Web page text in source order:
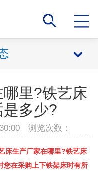
里?铁艺床
多少?
浏览次数：
床生产厂家在哪里?铁艺床
您在采购上下铁架床时有所